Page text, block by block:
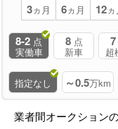
3ヵ月 6ヵ月 12
8-2 点
実働車
8 点
新車
7
超
指定なし ～0.5万km
業者間オークション